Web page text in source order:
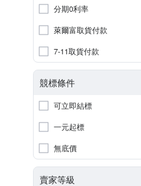
分期0利率
萊爾富取貨付款
7-11取貨付款
競標條件
可立即結標
一元起標
無底價
賣家等級